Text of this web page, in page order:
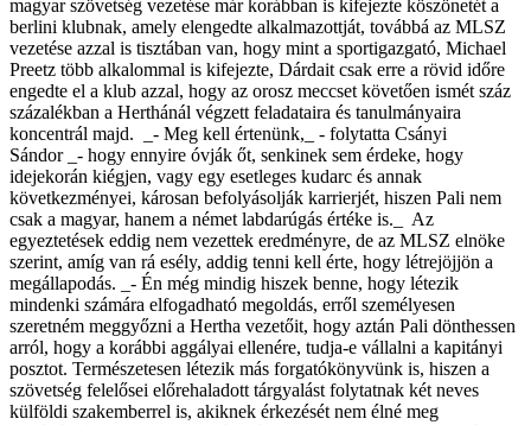
magyar szövetség vezetése már korábban is kifejezte köszönetét a
berlini klubnak, amely elengedte alkalmazottját, továbbá az MLSZ
vezetése azzal is tisztában van, hogy mint a sportigazgató, Michael
Preetz több alkalommal is kifejezte, Dárdait csak erre a rövid időre
engedte el a klub azzal, hogy az orosz meccset követően ismét száz
százalékban a Herthánál végzett feladataira és tanulmányaira
koncentrál majd.
_- Meg kell értenünk,_
- folytatta Csányi
Sándor
_- hogy ennyire óvják őt, senkinek sem érdeke, hogy
idejekorán kiégjen, vagy egy esetleges kudarc és annak
következményei, károsan befolyásolják karrierjét, hiszen Pali nem
csak a magyar, hanem a német labdarúgás értéke is._
Az
egyeztetések eddig nem vezettek eredményre, de az MLSZ elnöke
szerint, amíg van rá esély, addig tenni kell érte, hogy létrejöjjön a
megállapodás.
_- Én még mindig hiszek benne, hogy létezik
mindenki számára elfogadható megoldás, erről személyesen
szeretném meggyőzni a Hertha vezetőit, hogy aztán Pali dönthessen
arról, hogy a korábbi aggályai ellenére, tudja-e vállalni a kapitányi
posztot. Természetesen létezik más forgatókönyvünk is, hiszen a
szövetség felelősei előrehaladott tárgyalást folytatnak két neves
külföldi szakemberrel is, akiknek érkezését nem élné meg